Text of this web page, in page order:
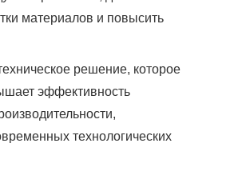
материалов и повысить
решение, которое
эффективность
технологических